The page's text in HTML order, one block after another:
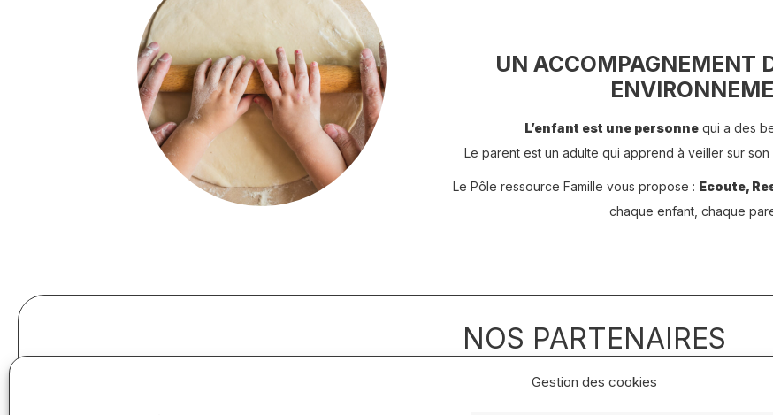
Gestion des cookies
UN ACCOMPAGNEMENT
L’enfant est une personne qui a des
Le parent est un adulte qui apprend à veiller sur son
Le Pôle ressource Famille vous propose : Ecoute,
chaque enfant, chaque
NOS PARTENAIRES